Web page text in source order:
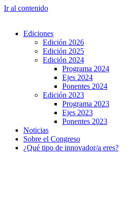
Ir al contenido
Ediciones
Edición 2026
Edición 2025
Edición 2024
Programa 2024
Ejes 2024
Ponentes 2024
Edición 2023
Programa 2023
Ejes 2023
Ponentes 2023
Noticias
Sobre el Congreso
¿Qué tipo de innovador/a eres?